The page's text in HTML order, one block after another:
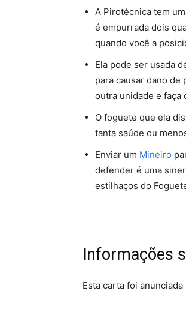
A Pirotécnica tem
é empurrada dois
quando você a
Ela pode ser usada
para causar dano de
outra unidade e faça
O foguete que ela
tanta saúde ou
Enviar um Mineiro
defender é uma
estilhaços do
Informações
Esta carta foi